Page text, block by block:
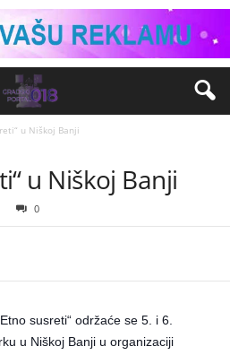
u Niškoj Banji
u Niškoj Banji
0
susreti“ održaće se 5. i 6.
u Niškoj Banji u organizaciji